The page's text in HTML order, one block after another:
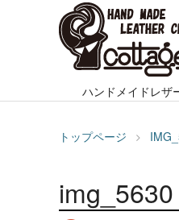
ハンドメイドレザ
トップページ
img_5630